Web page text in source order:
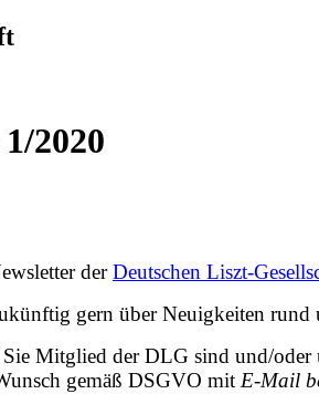
2020
derDeutschen Liszt-
gern über Neuigkeiten
Sie Mitglied der DLG sind und/
gemäß DSGVO mit E-Mail